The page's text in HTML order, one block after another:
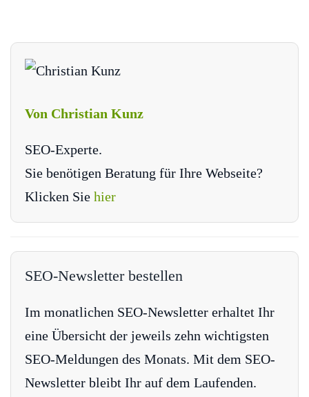
Von Christian Kunz
SEO-Experte.
Sie benötigen Beratung für Ihre Webseite?
Klicken Sie hier
SEO-Newsletter bestellen
Im monatlichen SEO-Newsletter erhaltet Ihr
eine Übersicht der jeweils zehn wichtigsten
SEO-Meldungen des Monats. Mit dem SEO-
Newsletter bleibt Ihr auf dem Laufenden.